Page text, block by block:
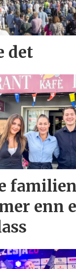
det
enn